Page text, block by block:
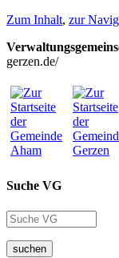
Zum Inhalt, zur
gerzen.de/
Suche VG
suchen